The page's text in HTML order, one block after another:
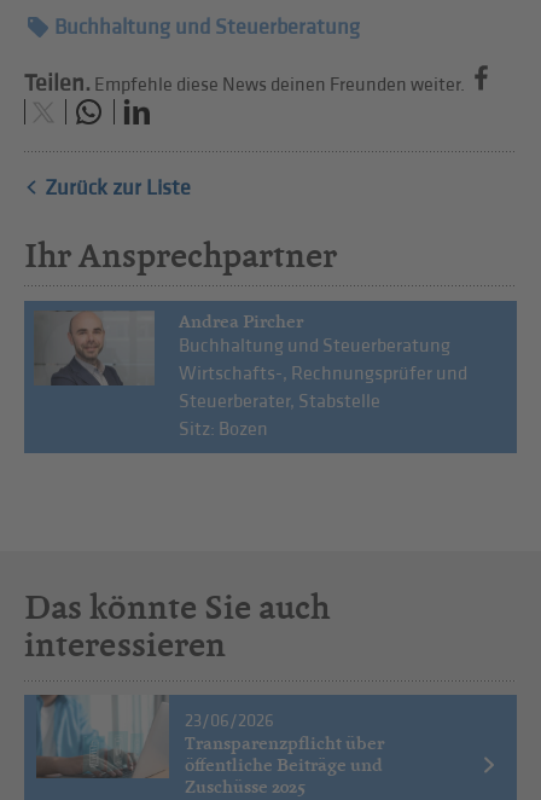
Buchhaltung und Steuerberatung
Teilen. Empfehle diese News deinen Freunden weiter.
Zurück zur Liste
Ihr Ansprechpartner
Andrea Pircher
Buchhaltung und Steuerberatung
Wirtschafts-, Rechnungsprüfer und
Steuerberater, Stabstelle
Sitz: Bozen
Das könnte Sie auch
interessieren
23/06/2026
Transparenzpflicht über
öffentliche Beiträge und
Zuschüsse 2025